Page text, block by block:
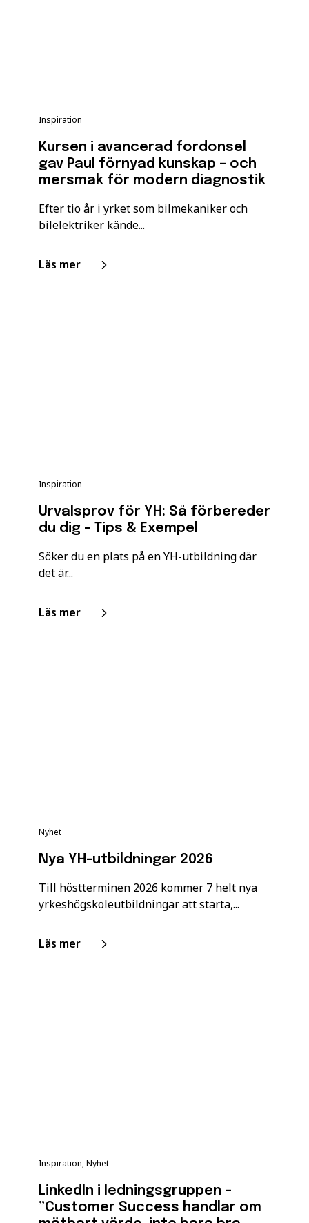
Inspiration
Kursen i avancerad fordonsel
gav Paul förnyad kunskap – och
mersmak för modern diagnostik
Efter tio år i yrket som bilmekaniker och
bilelektriker kände...
Läs mer
Inspiration
Urvalsprov för YH: Så förbereder
du dig – Tips & Exempel
Söker du en plats på en YH-utbildning där
det är...
Läs mer
Nyhet
Nya YH-utbildningar 2026
Till höstterminen 2026 kommer 7 helt nya
yrkeshögskoleutbildningar att starta,...
Läs mer
Inspiration, Nyhet
LinkedIn i ledningsgruppen –
”Customer Success handlar om